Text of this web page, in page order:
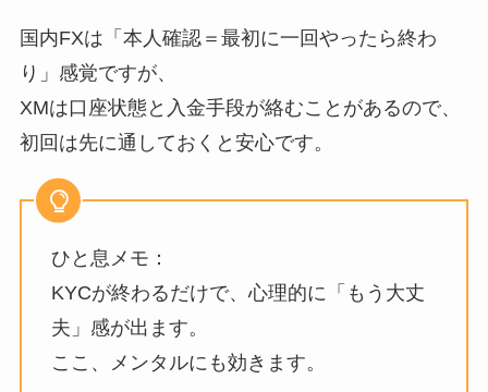
国内FXは「本人確認＝最初に一回やったら終わ
り」感覚ですが、
XMは口座状態と入金手段が絡むことがあるので、
初回は先に通しておくと安心です。
ひと息メモ：
KYCが終わるだけで、心理的に「もう大丈
夫」感が出ます。
ここ、メンタルにも効きます。